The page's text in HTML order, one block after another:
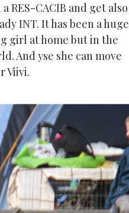
RES-CACIB and get also
INT. It has been a huge
girl at home but in the
And yse she can move
Viivi.